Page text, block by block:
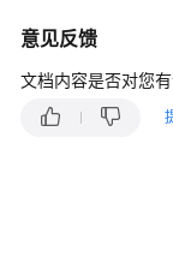
最
实
意见反馈
文档内容是否对您有